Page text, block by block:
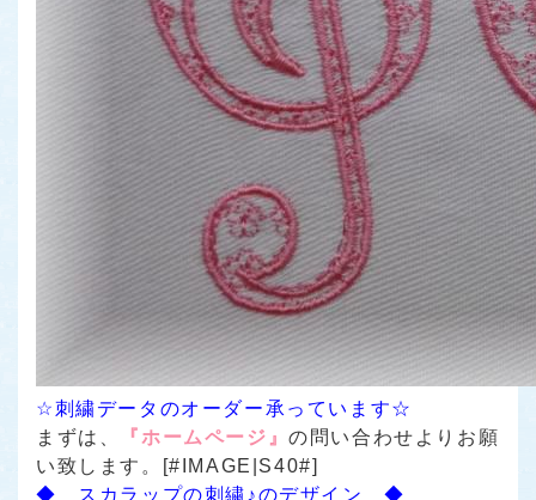
☆刺繍データのオーダー承っています☆
まずは、
『ホームページ』の問い合わせよりお願
い致します。[#IMAGE|S40#]
◆ スカラップの刺繍♪のデザイン ◆